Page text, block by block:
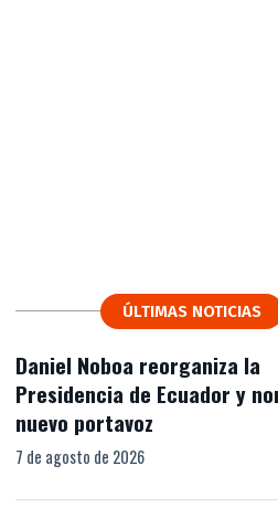
ÚLTIMAS NOTICIAS
Daniel Noboa reorganiza la
Presidencia de Ecuador y
nuevo portavoz
7 de agosto de 2026